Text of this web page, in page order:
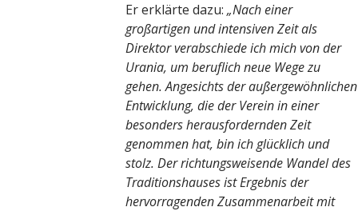
Er erklärte dazu: „Nach einer
großartigen und intensiven Zeit als
Direktor verabschiede ich mich von der
Urania, um beruflich neue Wege zu
gehen. Angesichts der außergewöhnlichen
Entwicklung, die der Verein in einer
besonders herausfordernden Zeit
genommen hat, bin ich glücklich und
stolz. Der richtungsweisende Wandel des
Traditionshauses ist Ergebnis der
hervorragenden Zusammenarbeit mit